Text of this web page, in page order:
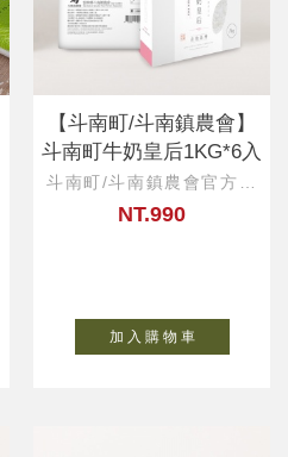
【斗南町/斗南鎮農會】
斗南町牛奶皇后1KG*6入
斗南町/斗南鎮農會官方直
營
NT.990
加 入 購 物 車